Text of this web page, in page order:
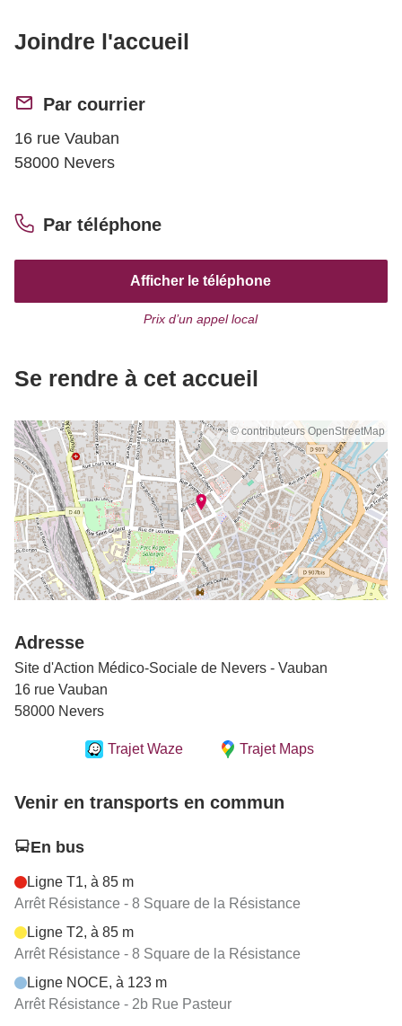
Joindre l'accueil
Par courrier
16 rue Vauban
58000 Nevers
Par téléphone
Afficher le téléphone
Prix d’un appel local
Se rendre à cet accueil
© contributeurs OpenStreetMap
Adresse
Site d'Action Médico-Sociale de Nevers - Vauban
16 rue Vauban
58000 Nevers
Trajet Waze Trajet Maps
Venir en transports en commun
En bus
Ligne T1, à 85 m
Arrêt Résistance - 8 Square de la Résistance
Ligne T2, à 85 m
Arrêt Résistance - 8 Square de la Résistance
Ligne NOCE, à 123 m
Arrêt Résistance - 2b Rue Pasteur